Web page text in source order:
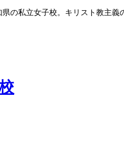
の私立女子校。キリスト教主義